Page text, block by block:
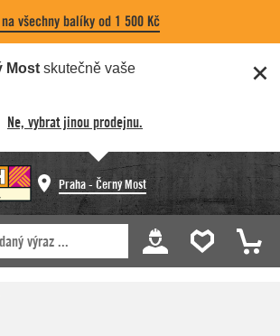
všechny balíky od 1 500 Kč
Most skutečně vaše
Ne, vybrat jinou prodejnu.
Praha - Černý Most